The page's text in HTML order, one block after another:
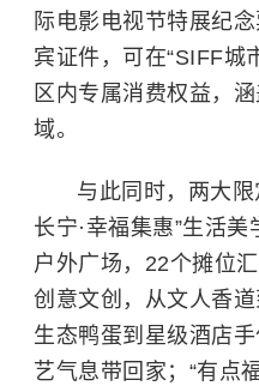
际电影电视节特展纪
宾证件，可在“SIFF城
区内专属消费权益，
域。
与此同时，两大
长宁·幸福集惠”生活
户外广场，22个摊位
创意文创，从文人香
生态鸭蛋到星级酒店
艺气息带回家；“有点